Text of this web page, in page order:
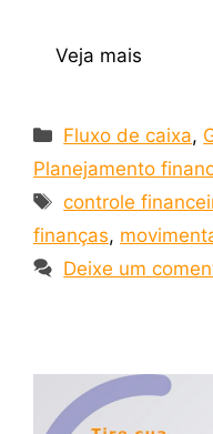
Veja mais
Fluxo de caixa,
Planejamento
controle
finanças,
Deixe um